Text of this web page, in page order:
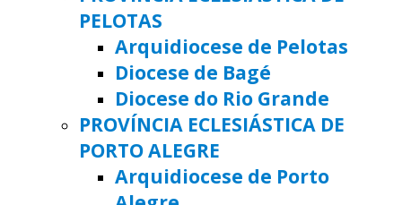
PELOTAS
Arquidiocese de Pelotas
Diocese de Bagé
Diocese do Rio Grande
PROVÍNCIA ECLESIÁSTICA DE
PORTO ALEGRE
Arquidiocese de Porto